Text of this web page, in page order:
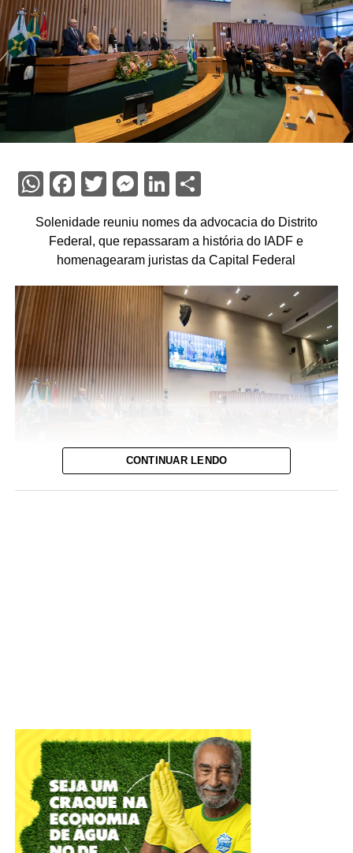
WhatsApp
Facebook
TwitterMessenger
LinkedIn
Solenidade reuniu nomes da advocacia do Distrito
Federal, que repassaram a história do IADF e
homenagearam juristas da Capital Federal
científica, com o objetivo de defender o Estado
Democrático de Direito e colaborar com o Poder Público
no aperfeiçoamento das práticas jurídico-administrativas.
ADVERTISEMENT
CONTINUAR LENDO